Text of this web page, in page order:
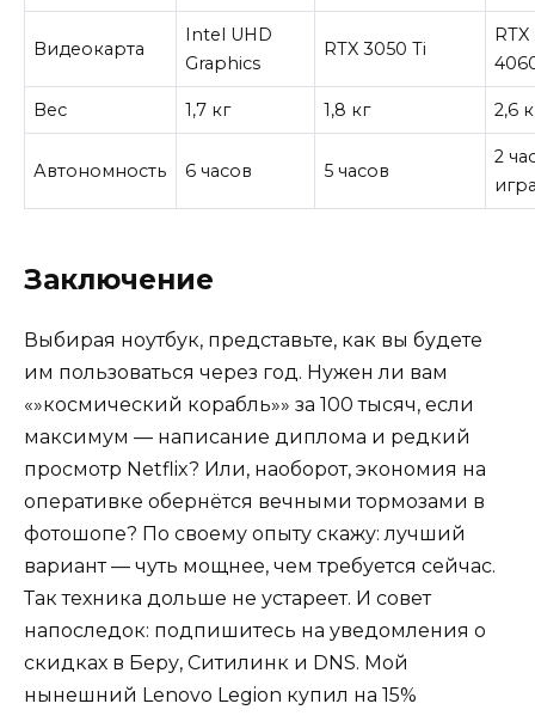
Видеокарта
Intel UHD
Graphics
RTX 3050 Ti
RTX
Вес 1,7 кг 1,8 кг 2,6
Автономность 6 часов 5 часов
2
Заключение
Выбирая ноутбук, представьте, как вы будете
им пользоваться через год. Нужен ли вам
«»космический корабль»» за 100 тысяч, если
максимум — написание диплома и редкий
просмотр Netflix? Или, наоборот, экономия на
оперативке обернётся вечными тормозами в
фотошопе? По своему опыту скажу: лучший
вариант — чуть мощнее, чем требуется сейчас.
Так техника дольше не устареет. И совет
напоследок: подпишитесь на уведомления о
скидках в Беру, Ситилинк и DNS. Мой
нынешний Lenovo Legion купил на 15%